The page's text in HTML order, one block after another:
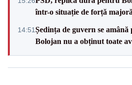
într-o situație de forță
14:51Ședința de guvern se
Bolojan nu a obținut toate